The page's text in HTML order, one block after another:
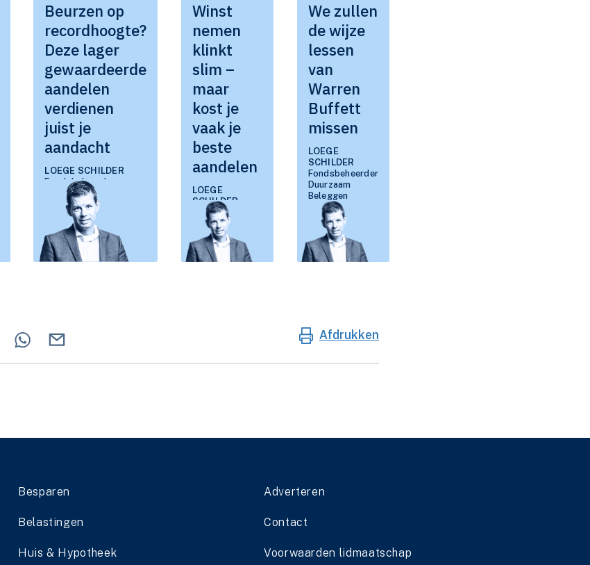
Beurzen op
recordhoogte?
Deze lager
gewaardeerde
aandelen
verdienen
juist je
aandacht
LOEGE SCHILDER
Fondsbeheerder
Duurzaam Beleggen
Flagship Fund
Winst
nemen
klinkt
slim –
maar
kost je
vaak je
beste
aandelen
LOEGE
SCHILDER
Fondsbeheerder
Duurzaam
Beleggen
Flagship Fund
We zullen
de wijze
lessen
van
Warren
Buffett
missen
LOEGE
SCHILDER
Fondsbeheerder
Duurzaam
Beleggen
Flagship Fund
Afdrukken
Besparen
Belastingen
Huis & Hypotheek
Adverteren
Contact
Voorwaarden lidmaatschap